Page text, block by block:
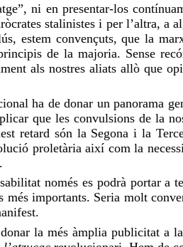
ni en presentar-los
stalinistes i per l’altra, a
estem convençuts, que la
de la majoria. Sense
als nostres aliats allò que
ha de donar un panorama
que les convulsions de la
retard són la Segona i la
proletària així com la
només es podrà portar a
importants. Seria molt
la més àmplia publicitat a